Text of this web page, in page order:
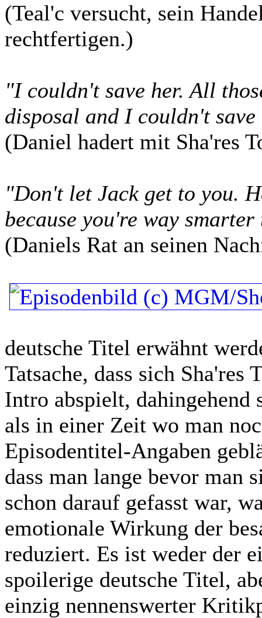
(Teal'c versucht, sein
rechtfertigen.)
"I couldn't save her. All
disposal and I couldn't save
(Daniel hadert mit Sha'res
"Don't let Jack get to you.
because you're way
(Daniels Rat an seinen
deutsche Titel erwähnt
Tatsache, dass sich
Intro abspielt,
als in einer Zeit wo man
Episodentitel-Angaben
dass man lange bevor man
schon darauf gefasst war,
emotionale Wirkung der
reduziert. Es ist weder der
spoilerige deutsche Titel,
einzig nennenswerter